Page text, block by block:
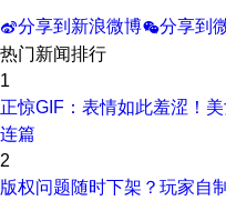
t分享到新浪微博w分享到
热门新闻排行
1
正惊GIF：表情如此羞涩！
连篇
2
版权问题随时下架？玩家自